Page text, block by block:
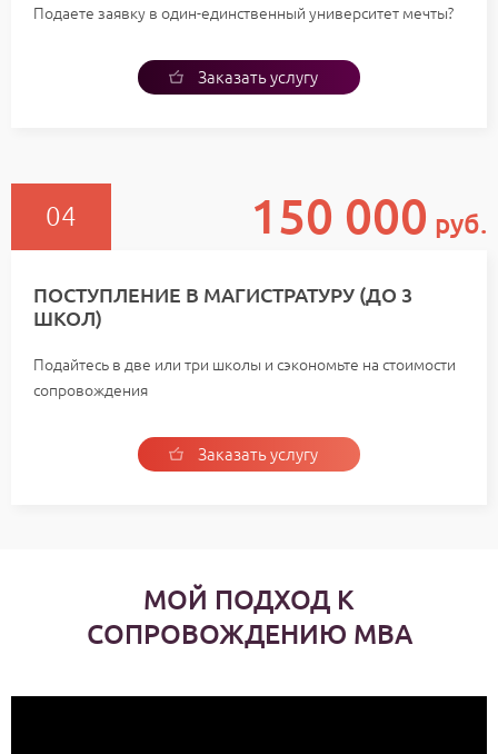
Подаете заявку в один-единственный университет мечты?
Заказать услугу
150 000 руб.
ПОСТУПЛЕНИЕ В МАГИСТРАТУРУ (ДО 3
ШКОЛ)
Подайтесь в две или три школы и сэкономьте на стоимости
сопровождения
Заказать услугу
МОЙ ПОДХОД К
СОПРОВОЖДЕНИЮ MBA